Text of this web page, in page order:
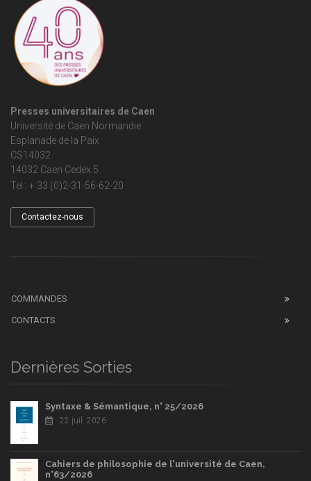
Presses universitaires de Caen
Université de Caen Normandie
Esplanade de la Paix
CS14032
14032 Caen Cedex 5
Tel : + 33 (0)2-31-56-62-20
Contactez-nous
COMMANDES
CONTACTS
Dernières Sorties
Syntaxe & Sémantique, n° 25/2026
22 juil. 2026
Cahiers de philosophie de l'université de Caen,
n°63/2026